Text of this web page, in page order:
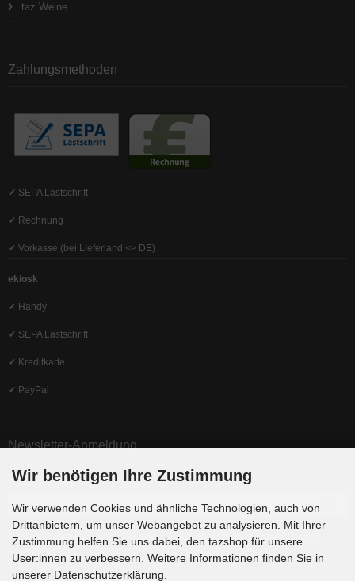
taz Weine
Zahlungsmethoden
✔ SEPA Lastschrift
✔ Rechnung
✔ Vorkasse (bei Lieferland <> DE)
ekiosk
✔ Handy
✔ SEPA Lastschrift
✔ Kreditkarte
✔ PayPal
Newsletter-Anmeldung
E-Mail-Adresse:
Der Newsletter kann jederzeit hier oder in Ihrem Kundenkonto abbestellt
werden.
Wir benötigen Ihre Zustimmung
Wir verwenden Cookies und ähnliche Technologien, auch von
Drittanbietern, um unser Webangebot zu analysieren. Mit Ihrer
Zustimmung helfen Sie uns dabei, den tazshop für unsere
User:innen zu verbessern. Weitere Informationen finden Sie in
unserer Datenschutzerklärung.